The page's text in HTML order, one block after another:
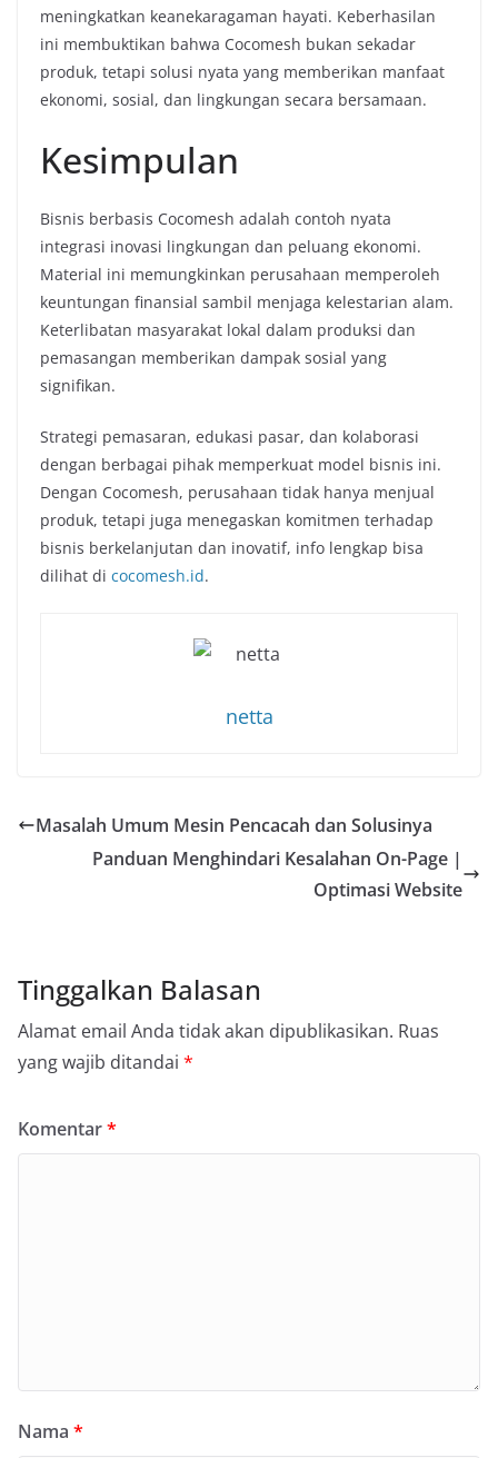
meningkatkan keanekaragaman hayati. Keberhasilan
ini membuktikan bahwa Cocomesh bukan sekadar
produk, tetapi solusi nyata yang memberikan manfaat
ekonomi, sosial, dan lingkungan secara bersamaan.
Kesimpulan
Bisnis berbasis Cocomesh adalah contoh nyata
integrasi inovasi lingkungan dan peluang ekonomi.
Material ini memungkinkan perusahaan memperoleh
keuntungan finansial sambil menjaga kelestarian alam.
Keterlibatan masyarakat lokal dalam produksi dan
pemasangan memberikan dampak sosial yang
signifikan.
Strategi pemasaran, edukasi pasar, dan kolaborasi
dengan berbagai pihak memperkuat model bisnis ini.
Dengan Cocomesh, perusahaan tidak hanya menjual
produk, tetapi juga menegaskan komitmen terhadap
bisnis berkelanjutan dan inovatif, info lengkap bisa
dilihat di cocomesh.id.
netta
Masalah Umum Mesin Pencacah dan Solusinya
Panduan Menghindari Kesalahan On-Page |
Optimasi Website
Tinggalkan Balasan
Alamat email Anda tidak akan dipublikasikan. Ruas
yang wajib ditandai *
Komentar*
Nama *